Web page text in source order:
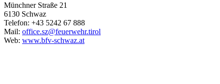
Münchner Straße 21
6130 Schwaz
Telefon: +43 5242 67 888
Mail: office.sz@feuerwehr.tirol
Web: www.bfv-schwaz.at